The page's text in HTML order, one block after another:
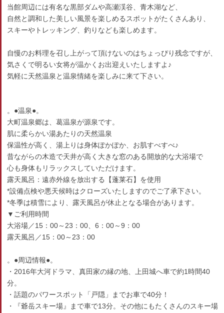
当館周辺には有名な黒部ダムや高瀬渓谷、青木湖など、
自然と調和した美しい風景を楽しめるスポットがたくさんあり、
スキーやトレッキング、釣りなども楽しめます。
自慢のお料理を召し上がって頂けないのはちょっぴり残念ですが、
気さくで明るい女将が温かくお出迎えいたしますよ♪
気軽に天然温泉と温泉情緒を楽しみに来て下さい。
。●温泉●。
大町温泉郷は、葛温泉が源泉です。
肌に柔らかい湯あたりの天然温泉
保温性が高く、湯上りは身体ぽかぽか、お肌すべすべ♪
昔ながらの木造で天井が高く大きな窓のある開放的な大浴場で
心も身体もリラックスしていただけます。
露天風呂：遠赤外線を放出する【蓬莱石】を使用
*設備点検や悪天候時はクローズいたしますのでご了承下さい。
*冬季は積雪により、露天風呂が休止となる場合があります。
▼ご利用時間
大浴場／15：00～23：00、6：00～9：00
露天風呂／15：00～23：00
。●周辺情報●。
・2016年大河ドラマ、真田家の縁の地、上田城へ車で約1時間40
分。
・話題のパワースポット「戸隠」までお車で40分！
・『爺岳スキー場』まで車で13分。その他にもたくさんのスキー場